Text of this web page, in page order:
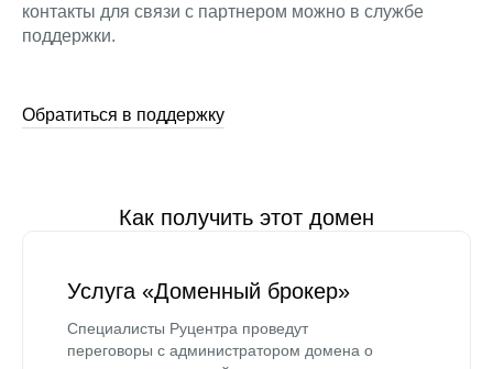
контакты для связи с партнером можно в службе
поддержки.
Обратиться в поддержку
Как получить этот домен
Услуга «Доменный брокер»
Специалисты Руцентра проведут
переговоры с администратором домена о